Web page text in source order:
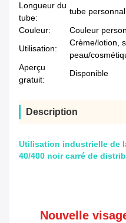
Longueur du
tube:
tube
Couleur:
Couleur
Utilisation:
Crème/lotion,
peau/
Aperçu
gratuit:
Disponible
Description
Utilisation industrielle de
40/400 noir carré de
Nouvelle